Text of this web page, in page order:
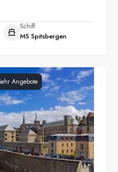
Schiff
MS Spitsbergen
Angebote